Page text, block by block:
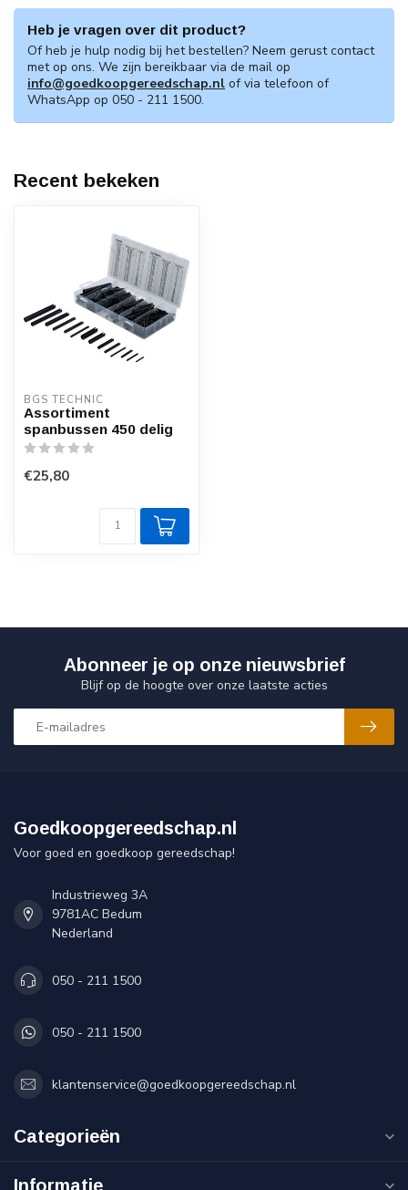
Heb je vragen over dit product?
Of heb je hulp nodig bij het bestellen? Neem gerust contact
met op ons. We zijn bereikbaar via de mail op
info@goedkoopgereedschap.nl of via telefoon of
WhatsApp op 050 - 211 1500.
Recent bekeken
BGS TECHNIC
Assortiment
spanbussen 450 delig
€25,80
Abonneer je op onze nieuwsbrief
Blijf op de hoogte over onze laatste acties
Goedkoopgereedschap.nl
Voor goed en goedkoop gereedschap!
Industrieweg 3A
9781AC Bedum
Nederland
050 - 211 1500
050 - 211 1500
klantenservice@goedkoopgereedschap.nl
Categorieën
Informatie